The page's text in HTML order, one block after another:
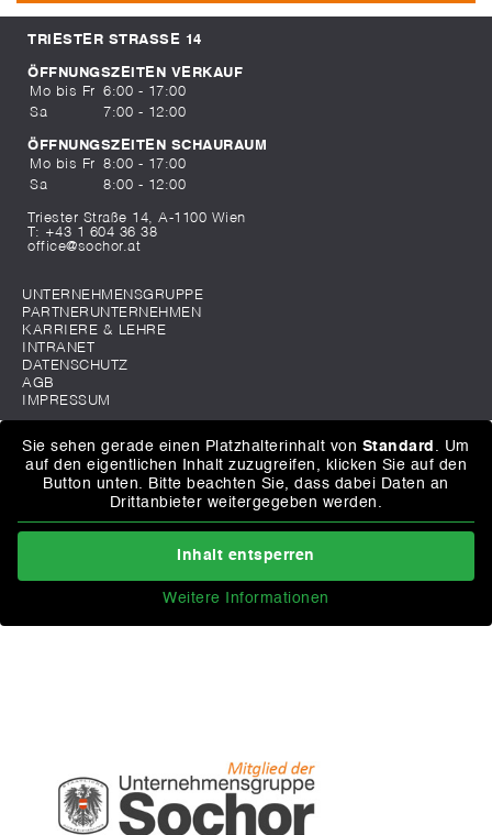
TRIESTER STRASSE 14
ÖFFNUNGSZEITEN VERKAUF
Mo bis Fr
6:00 - 17:00
Sa
7:00 - 12:00
ÖFFNUNGSZEITEN SCHAURAUM
Mo bis Fr
8:00 - 17:00
Sa
8:00 - 12:00
Triester Straße 14, A-1100 Wien
T: +43 1 604 36 38
office@sochor.at
UNTERNEHMENSGRUPPE
PARTNERUNTERNEHMEN
KARRIERE & LEHRE
INTRANET
DATENSCHUTZ
AGB
IMPRESSUM
Sie sehen gerade einen Platzhalterinhalt von Standard . Um
auf den eigentlichen Inhalt zuzugreifen, klicken Sie auf den
Button unten. Bitte beachten Sie, dass dabei Daten an
Drittanbieter weitergegeben werden.
Inhalt entsperren
Weitere Informationen